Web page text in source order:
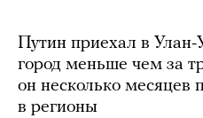
Путин приехал в
город меньше чем за
он несколько месяцев
в регионы